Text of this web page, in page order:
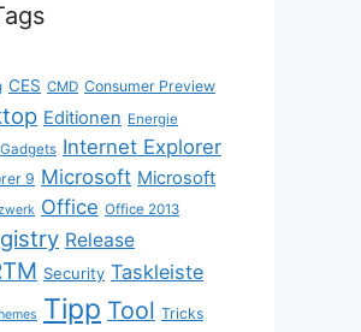
CES CMD Consumer Preview
Editionen Energie
Gadgets Internet Explorer
9 Microsoft Microsoft
Office Office 2013
Release
Security Taskleiste
Tipp Tool Tricks